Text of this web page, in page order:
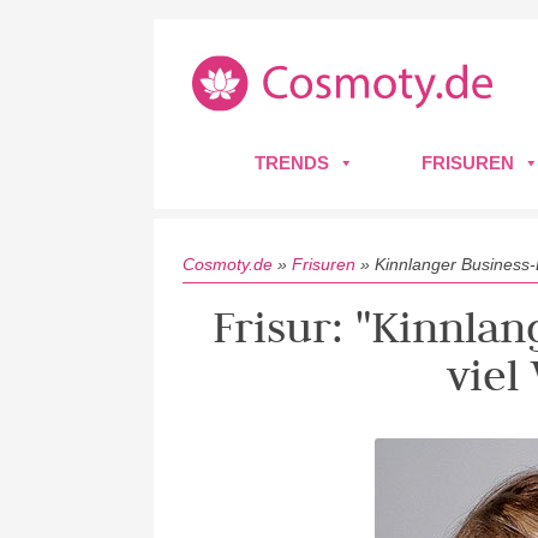
TRENDS FRISUREN
Cosmoty.de » Frisuren » Kinnlanger
Frisur:
viel